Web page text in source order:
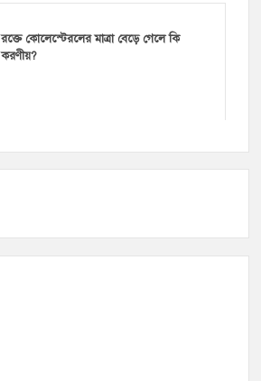
রক্তে কোলেস্টেরলের মাত্রা বেড়ে গেলে কি
করণীয়?